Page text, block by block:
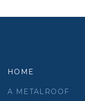
HOME
A METALROOF